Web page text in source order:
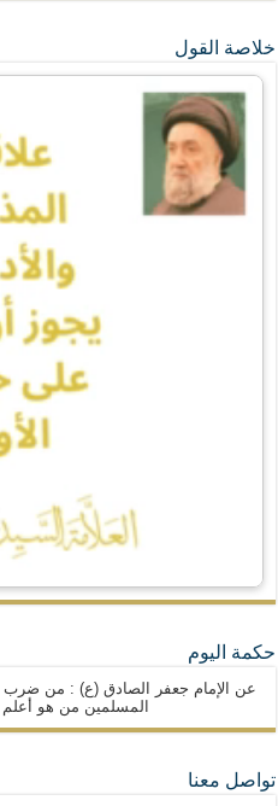
خلاصة القول
حكمة اليوم
عن الإمام جعفر الصادق (ع) : من
المسلمين من هو
تواصل معنا